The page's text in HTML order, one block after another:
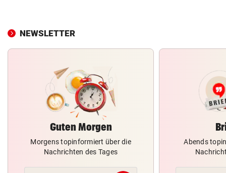
NEWSLETTER
Guten Morgen
Morgens topinformiert über die
Nachrichten des Tages
Abends